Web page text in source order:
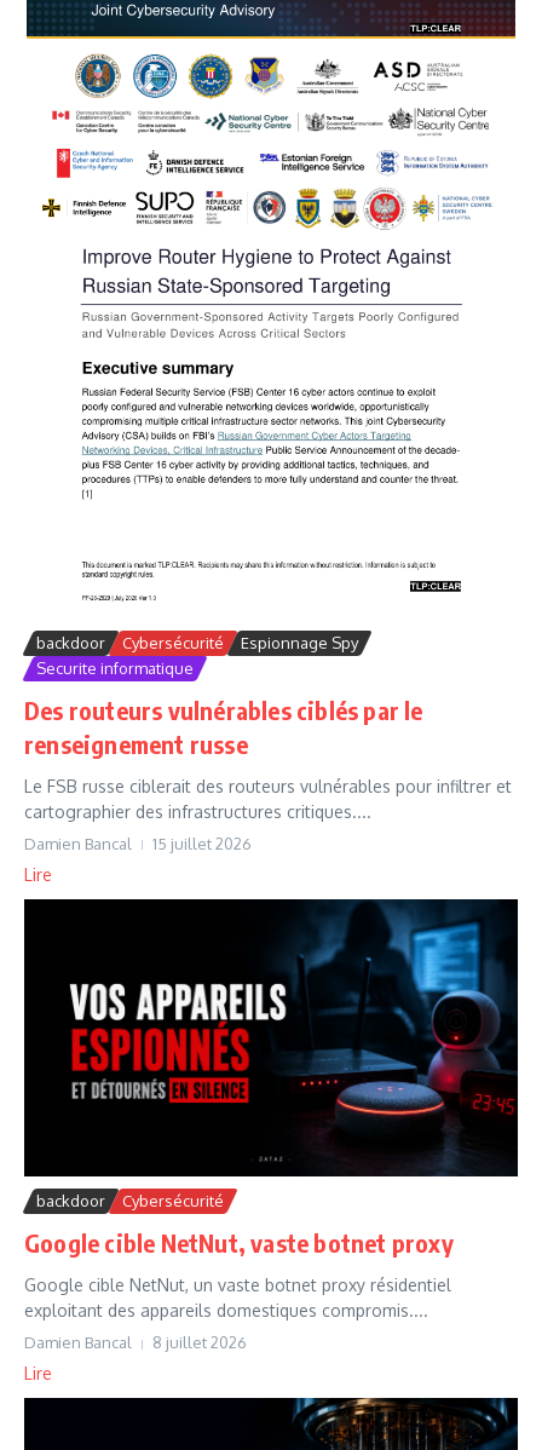
backdoor Cybersécurité
Espionnage Spy
Securite informatique
Des routeurs vulnérables ciblés par le
renseignement russe
Le FSB russe ciblerait des routeurs vulnérables pour infiltrer et
cartographier des infrastructures critiques....
Damien Bancal 15 juillet 2026
Lire
backdoor Cybersécurité
Google cible NetNut, vaste botnet proxy
Google cible NetNut, un vaste botnet proxy résidentiel
exploitant des appareils domestiques compromis....
Damien Bancal 8 juillet 2026
Lire